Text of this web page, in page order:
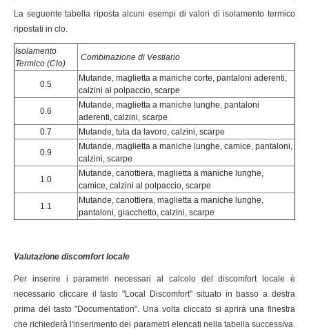
La seguente tabella riposta alcuni esempi di valori di isolamento termico
ripostati in clo.
Isolamento
Termico (Clo)
Combinazione di Vestiario
0.5
Mutande, maglietta a maniche corte, pantaloni aderenti,
calzini al polpaccio, scarpe
0.6
Mutande, maglietta a maniche lunghe, pantaloni
aderenti, calzini, scarpe
0.7
Mutande, tuta da lavoro, calzini, scarpe
0.9
Mutande, maglietta a maniche lunghe, camice, pantaloni,
calzini, scarpe
1.0
Mutande, canottiera, maglietta a maniche lunghe,
camice, calzini al polpaccio, scarpe
1.1
Mutande, canottiera, maglietta a maniche lunghe,
pantaloni, giacchetto, calzini, scarpe
Valutazione discomfort locale
Per inserire i parametri necessari al calcolo del discomfort locale è
necessario cliccare il tasto "Local Discomfort" situato in basso a destra
prima del tasto "Documentation". Una volta cliccato si aprirà una finestra
che richiederà l'inserimento dei parametri elencati nella tabella successiva.